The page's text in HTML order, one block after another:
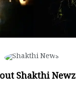
Shakthi Newz